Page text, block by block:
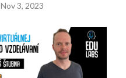
Nov 3, 2023